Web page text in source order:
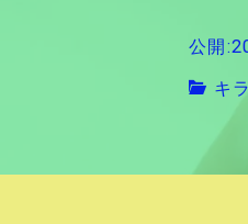
公開
キ